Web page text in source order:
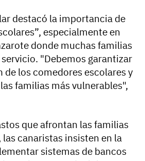
destacó la importancia de
especialmente en
donde muchas familias
"Debemos garantizar
de los comedores escolares y
familias más vulnerables",
que afrontan las familias
canaristas insisten en la
sistemas de bancos